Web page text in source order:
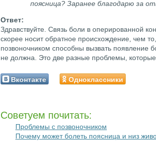
поясница? Заранее благодарю за
Здравствуйте. Связь боли в оперированной
скорее носит обратное происхождение, чем
позвоночником способны вызвать появление
не должна. Это две разные проблемы,
Вконтакте Одноклассники
Советуем почитать:
Проблемы с позвоночником
Почему может болеть поясница и низ